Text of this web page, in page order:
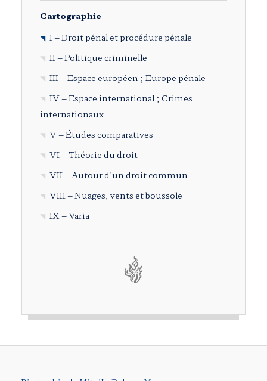
Cartographie
I – Droit pénal et procédure pénale
II – Politique criminelle
III – Espace européen ; Europe pénale
IV – Espace international ; Crimes
internationaux
V – Études comparatives
VI – Théorie du droit
VII – Autour d’un droit commun
VIII – Nuages, vents et boussole
IX – Varia